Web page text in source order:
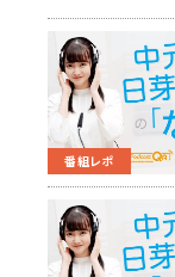
番組レポ